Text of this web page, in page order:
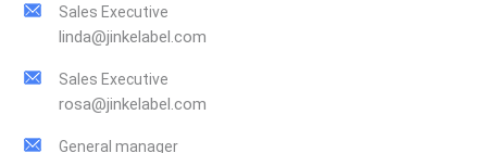
Sales Executive
linda@jinkelabel.com
Sales Executive
rosa@jinkelabel.com
General manager